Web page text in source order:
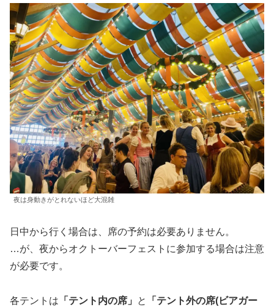
夜は身動きがとれないほど大混雑
日中から行く場合は、席の予約は必要ありません。
…が、夜からオクトーバーフェストに参加する場合は注意
が必要です。
各テントは 「テント内の席」 と 「テント外の席(ビアガー